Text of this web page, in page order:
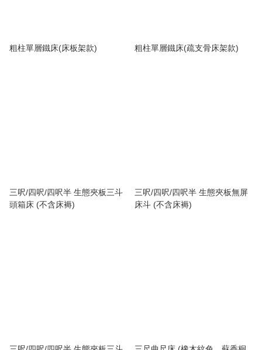
粗柱單層鐵床(床板架款) 粗柱單層鐵床(疏支骨床架款)
三呎/四呎/四呎半 生態夾板三斗
頭箱床 (不含床褥)
三呎/四呎/四呎半 生態夾板無屏
床斗 (不含床褥)